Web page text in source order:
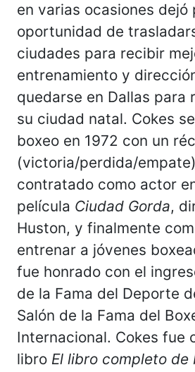
en varias ocasiones dejó
oportunidad de
ciudades para recibir
entrenamiento y
quedarse en Dallas para
su ciudad natal. Cokes
boxeo en 1972 con un
(victoria/perdida/
contratado como actor
película Ciudad Gorda,
Huston, y finalmente
entrenar a jóvenes
fue honrado con el
de la Fama del Deporte
Salón de la Fama del
Internacional. Cokes fue
libro El libro completo de